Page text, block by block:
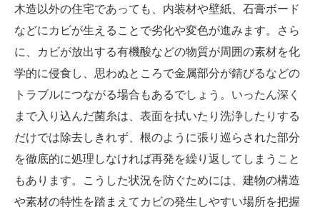
木造以外の住宅であっても、内装材や壁紙、石膏ボード
などにカビが生えることで劣化や変色が進みます。さら
に、カビが放出する有機酸などの物質が周囲の素材を化
学的に侵食し、思わぬところで金属部分が錆びるなどの
トラブルにつながる場合もあるでしょう。いったん深く
まで入り込んだ菌糸は、表面を拭いたり洗浄したりする
だけでは除去しきれず、根のように張り巡らされた部分
を徹底的に処理しなければ再発を繰り返してしまうこと
もあります。こうした状況を防ぐためには、建物の構造
や素材の特性を踏まえてカビの発生しやすい場所を把握